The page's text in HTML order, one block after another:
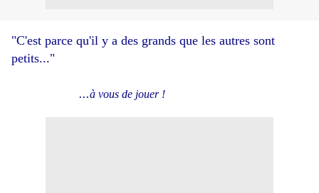
"C'est parce qu'il y a des grands que les autres sont
petits..."
...à vous de jouer !